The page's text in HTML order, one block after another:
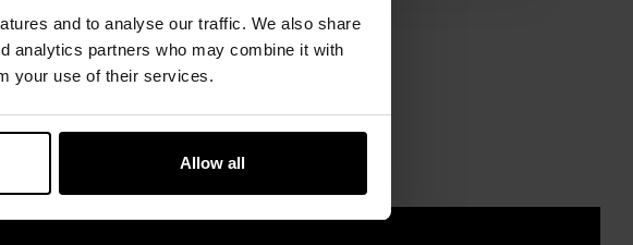
and to analyse our traffic. We also share
analytics partners who may combine it with
your use of their services.
Allow all